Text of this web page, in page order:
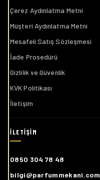
Çerez Aydınlatma Metni
Müşteri Aydınlatma Metni
Mesafeli Satış Sözleşmesi
İade Prosedürü
Gizlilik ve Güvenlik
KVK Politikası
İletişim
0850 304 78 48
bilgi@parfummekani.com